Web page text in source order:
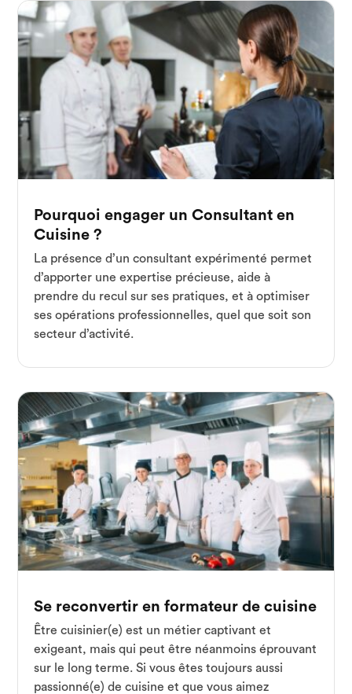
Pourquoi engager un Consultant en
Cuisine ?
La présence d’un consultant expérimenté permet
d’apporter une expertise précieuse, aide à
prendre du recul sur ses pratiques, et à optimiser
ses opérations professionnelles, quel que soit son
secteur d’activité.
Se reconvertir en formateur de cuisine
Être cuisinier(e) est un métier captivant et
exigeant, mais qui peut être néanmoins éprouvant
sur le long terme. Si vous êtes toujours aussi
passionné(e) de cuisine et que vous aimez